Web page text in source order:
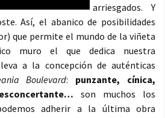
arriesgados. Y
Así, el abanico de posibilidades
que permite el mundo de la viñeta
muro el que dedica nuestra
a la concepción de auténticas
Boulevard: punzante, cínica,
son muchos los
adherir a la última obra